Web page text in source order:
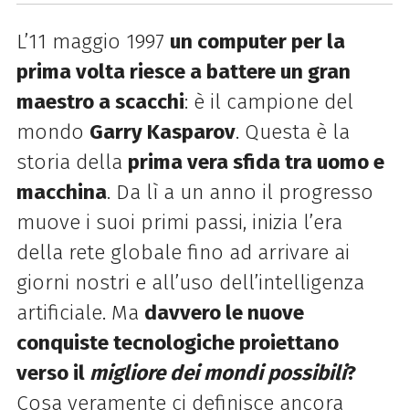
L’11 maggio 1997 un computer per la
prima volta riesce a battere un gran
maestro a scacchi: è il campione del
mondo Garry Kasparov. Questa è la
storia della prima vera sfida tra uomo e
macchina. Da lì a un anno il progresso
muove i suoi primi passi, inizia l’era
della rete globale fino ad arrivare ai
giorni nostri e all’uso dell’intelligenza
artificiale. Ma davvero le nuove
conquiste tecnologiche proiettano
verso il migliore dei mondi possibili?
Cosa veramente ci definisce ancora